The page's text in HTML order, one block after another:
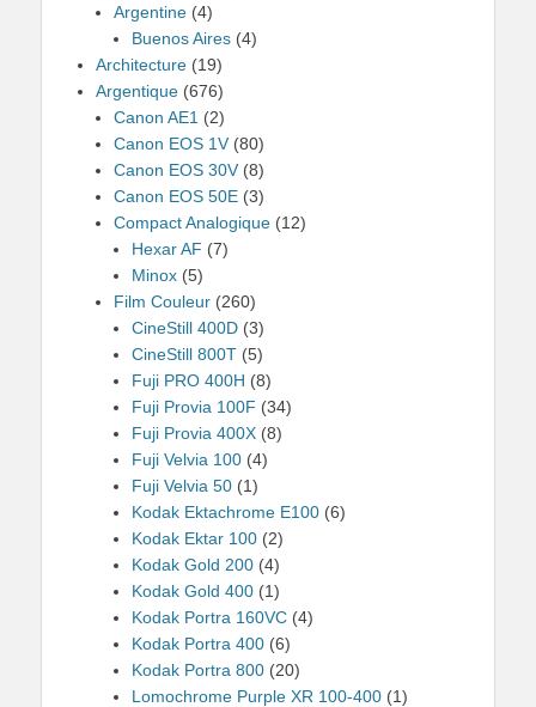
Argentine (4)
Buenos Aires (4)
Architecture (19)
Argentique (676)
Canon AE1 (2)
Canon EOS 1V (80)
Canon EOS 30V (8)
Canon EOS 50E (3)
Compact Analogique (12)
Hexar AF (7)
Minox (5)
Film Couleur (260)
CineStill 400D (3)
CineStill 800T (5)
Fuji PRO 400H (8)
Fuji Provia 100F (34)
Fuji Provia 400X (8)
Fuji Velvia 100 (4)
Fuji Velvia 50 (1)
Kodak Ektachrome E100 (6)
Kodak Ektar 100 (2)
Kodak Gold 200 (4)
Kodak Gold 400 (1)
Kodak Portra 160VC (4)
Kodak Portra 400 (6)
Kodak Portra 800 (20)
Lomochrome Purple XR 100-400 (1)